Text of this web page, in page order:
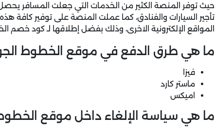
حيث توفر المنصة الكثير من الخدمات التي جعلت المسافر يحصل
تأجير السيارات والفنادق، كما عملت المنصة على توفير كافة
المواقع الإلكترونية الاخرى، وذلك بفضل إطلاقها لـ كود خصم
ما هي طرق الدفع في موقع الخطوط
فيزا
ماستر كارد
اميكس
ما هي سياسة الإلغاء داخل موقع الخطوط